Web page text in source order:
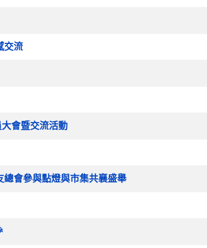
交流
會暨交流活動
總會參與點燈與市集共襄盛舉